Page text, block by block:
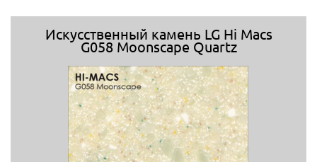
Искусственный камень LG Hi Macs
G058 Moonscape Quartz